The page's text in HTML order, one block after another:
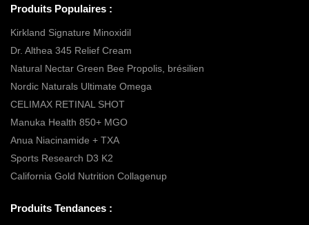
Produits Populaires :
Kirkland Signature Minoxidil
Dr. Althea 345 Relief Cream
Natural Nectar Green Bee Propolis, brésilien
Nordic Naturals Ultimate Omega
CELIMAX RETINAL SHOT
Manuka Health 850+ MGO
Anua Niacinamide + TXA
Sports Research D3 K2
California Gold Nutrition Collagenup
Produits Tendances :